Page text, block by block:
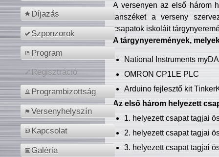
Díjazás
Szponzorok
Program
Regisztráció
Programbizottság
Versenyhelyszín
Kapcsolat
Galéria
A versenyen az első három
tanszéket a verseny
csapatok iskoláit
A tárgynyeremények,
National Instruments
OMRON CP1LE PLC
Arduino fejlesztő kit
Az első három helyezett
1. helyezett csapat tagjai
2. helyezett csapat tagjai
3. helyezett csapat tagjai